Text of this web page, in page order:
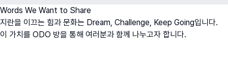
Words We Want to Share
지란을 이끄는 힘과 문화는 Dream, Challenge, Keep Going입니다.
이 가치를 ODO 방을 통해 여러분과 함께 나누고자 합니다.